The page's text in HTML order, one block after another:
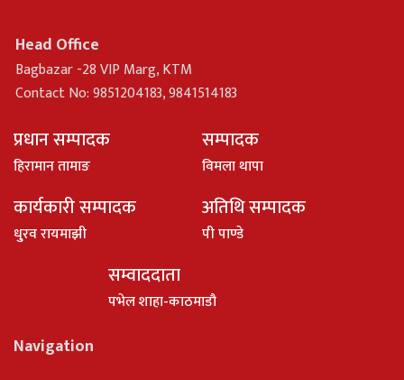
Head Office
Bagbazar -28 VIP Marg, KTM
Contact No: 9851204183, 9841514183
प्रधान सम्पादक
हिरामान तामाङ
सम्पादक
विमला थापा
कार्यकारी सम्पादक
धु्रव रायमाझी
अतिथि सम्पादक
पी पाण्डे
सम्वाददाता
पभेल शाहा-काठमाडौ
Navigation